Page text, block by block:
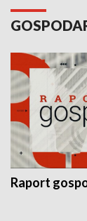
Raport